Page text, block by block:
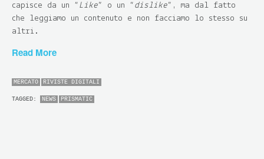
capisce da un “ Like” o un “ dislike”, ma dal fatto
che leggiamo un contenuto e non facciamo lo stesso su
altri.
Read More
MERCATO RIVISTE DIGITALI
TAGGED: NEWS PRISMATIC